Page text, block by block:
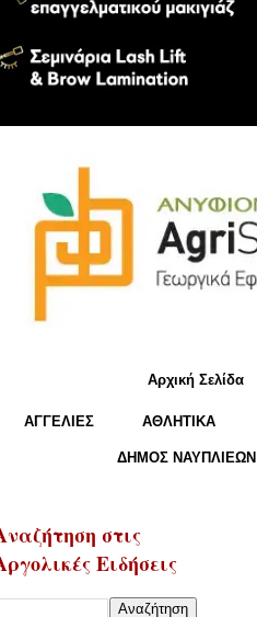
Αρχική Σελίδα
ΑΓΓΕΛΙΕΣ ΑΘΛΗΤΙΚΑ
ΔΗΜΟΣ ΝΑΥΠΛΙΕΩΝ
στις
Ειδήσεις